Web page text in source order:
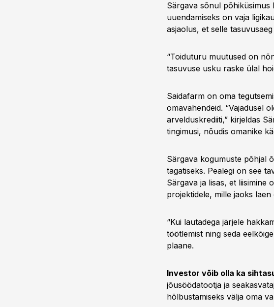
Särgava sõnul
uuendamiseks on vaja
asjaolus, et selle
“Toiduturu muutused on
tasuvuse usku raske ülal
Saidafarm on oma
omavahendeid. “Vajadusel
arvelduskrediiti,” kirjeldas
tingimusi, nõudis omanike
Särgava kogumuste põhjal
tagatiseks. Pealegi on see
Särgava ja lisas, et liisimine
projektidele, mille jaoks
“Kui lautadega järjele
töötlemist ning seda
plaane.
Investor võib olla ka
jõusöödatootja ja
hõlbustamiseks välja oma